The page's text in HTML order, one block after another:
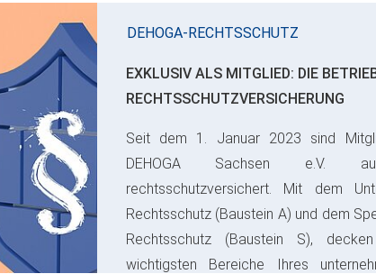
DEHOGA-RECHTSSCHUTZ
EXKLUSIV ALS MITGLIED: DIE
RECHTSSCHUTZVERSICHERUNG
Seit dem 1. Januar 2023 sind
DEHOGA Sachsen e.V.
rechtsschutzversichert. Mit dem
Rechtsschutz (Baustein A) und dem
Rechtsschutz (Baustein S),
wichtigsten Bereiche Ihres